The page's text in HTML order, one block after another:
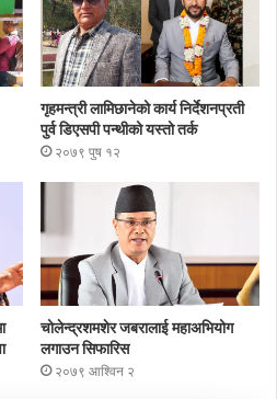
गृहमन्त्री लामिछानेको कार्य निर्देशनप्रती
पुर्व डिएसपी पन्थीको यस्तो तर्क
२०७९ पुष १२
चोलेन्द्रशमशेर जबरालाई महाअभियोग
लगाउन सिफारिस
२०७९ आश्विन २